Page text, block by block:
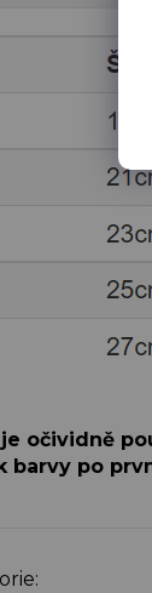
očividně
barvy po
: